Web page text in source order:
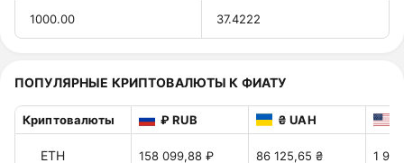
1000.00 37.4222
ПОПУЛЯРНЫЕ КРИПТОВАЛЮТЫ К ФИАТУ
Криптовалюты ₽ RUB ₴ UAH
ETH 158 099,88 ₽ 86 125,65 ₴ 1